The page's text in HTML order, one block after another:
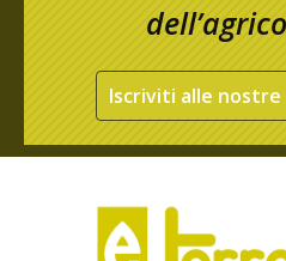
Iscriviti alle